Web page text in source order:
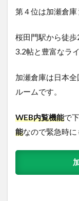
第４位は加瀬倉庫
桜田門駅から徒
3.2帖と豊富なラ
加瀬倉庫は日本
ルームです。
WEB内覧機能で
能なので緊急時に